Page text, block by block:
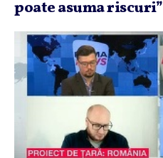
poate asuma riscuri”